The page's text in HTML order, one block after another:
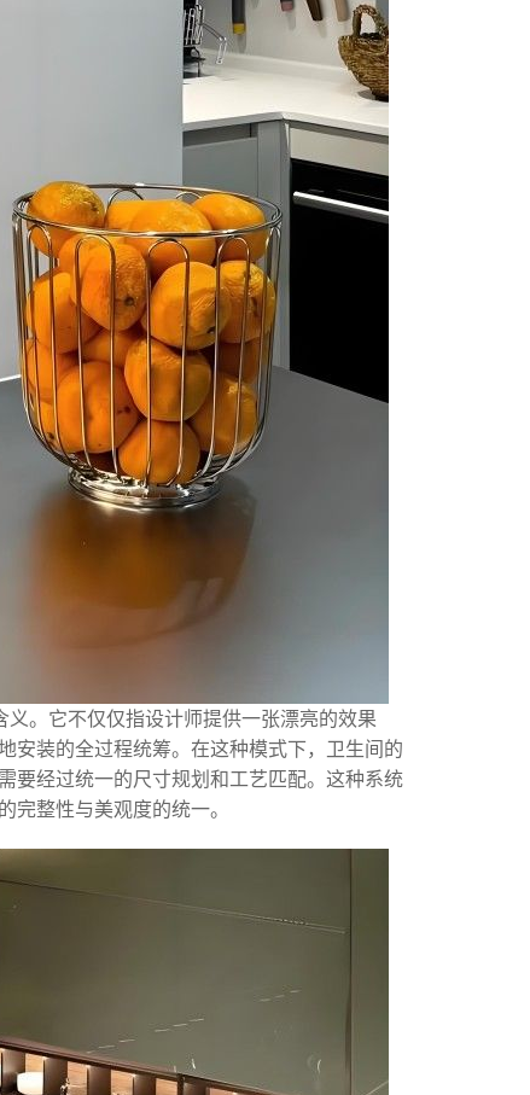
义。它不仅仅指设计师提供一张漂亮的效果
安装的全过程统筹。在这种模式下，卫生间的
经过统一的尺寸规划和工艺匹配。这种系统
完整性与美观度的统一。